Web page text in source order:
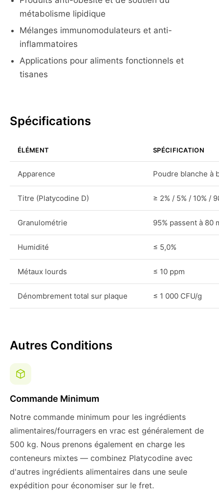
métabolisme lipidique
Mélanges immunomodulateurs et anti-
inflammatoires
Applications pour aliments fonctionnels et
tisanes
Spécifications
ÉLÉMENT SPÉCIFICATION
Apparence Poudre blanche à
Titre (Platycodine D) ≥ 2% / 5% / 10% /
Granulométrie 95% passent à 80
Humidité ≤ 5,0%
Métaux lourds ≤ 10 ppm
Dénombrement total sur plaque ≤ 1 000 CFU/g
Autres Conditions
Commande Minimum
Notre commande minimum pour les ingrédients
alimentaires/fourragers en vrac est généralement de
500 kg. Nous prenons également en charge les
conteneurs mixtes — combinez Platycodine avec
d'autres ingrédients alimentaires dans une seule
expédition pour économiser sur le fret.